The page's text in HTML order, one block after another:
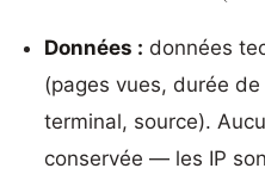
Données : données
(pages vues, durée
terminal, source).
conservée — les IP